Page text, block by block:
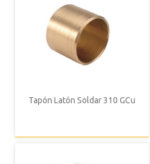
Tapón Latón Soldar 310 GCu